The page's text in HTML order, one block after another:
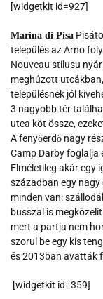
[widgetkit id=927]
Marina di Pisa
település az Arno
Nouveau stilusu
meghúzott
településnek jól
3 nagyobb tér
utca köt össze,
A fenyőerdő nagy
Camp Darby foglalja
Elméletileg akár egy
században egy
minden van:
busszal is
mert a partja nem
szorul be egy kis
és 2013ban avatták
[widgetkit id=359]